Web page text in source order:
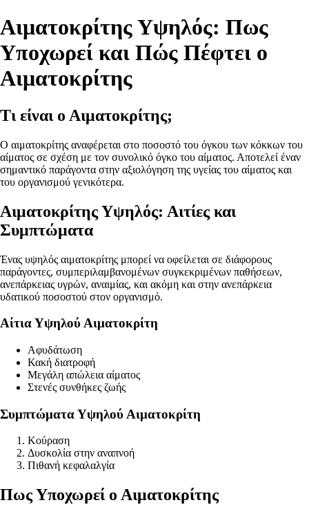
Αιματοκρίτης Υψηλός: Πως
Υποχωρεί και Πώς Πέφτει ο
Αιματοκρίτης
Τι είναι ο Αιματοκρίτης;
Ο αιματοκρίτης αναφέρεται στο ποσοστό του όγκου των κόκκων του
αίματος σε σχέση με τον συνολικό όγκο του αίματος. Αποτελεί έναν
σημαντικό παράγοντα στην αξιολόγηση της υγείας του αίματος και
του οργανισμού γενικότερα.
Αιματοκρίτης Υψηλός: Αιτίες και
Συμπτώματα
Ένας υψηλός αιματοκρίτης μπορεί να οφείλεται σε διάφορους
παράγοντες, συμπεριλαμβανομένων συγκεκριμένων παθήσεων,
ανεπάρκειας υγρών, αναιμίας, και ακόμη και στην ανεπάρκεια
υδατικού ποσοστού στον οργανισμό.
Αίτια Υψηλού Αιματοκρίτη
Αφυδάτωση
Κακή διατροφή
Μεγάλη απώλεια αίματος
Στενές συνθήκες ζωής
Συμπτώματα Υψηλού Αιματοκρίτη
Κούραση
Δυσκολία στην αναπνοή
Πιθανή κεφαλαλγία
Πως Υποχωρεί ο Αιματοκρίτης